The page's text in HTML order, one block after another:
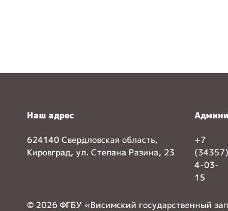
Наш адрес
624140 Свердловская область,
Кировград, ул. Степана Разина, 23
+7
(34357)
4-03-
15
© 2026 ФГБУ «Висимский государственный